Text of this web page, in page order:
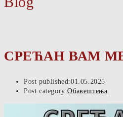
СРЕЋАН ВАМ
Post published:01.05.2025
Post category:Обавештења